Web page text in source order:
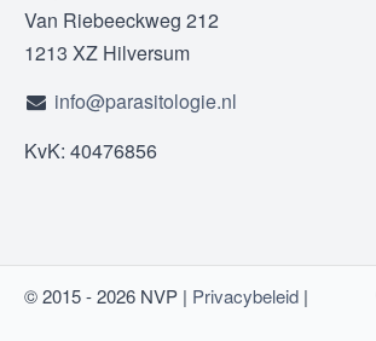
Van Riebeeckweg 212
1213 XZ Hilversum
info@parasitologie.nl
KvK: 40476856
© 2015 - 2026 NVP | Privacybeleid |